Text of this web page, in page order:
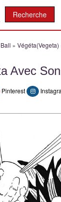
» Végéta(Vegeta)
Avec
Pinterest